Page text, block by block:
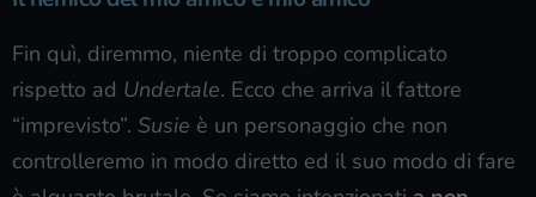
Fin quì, diremmo, niente di troppo complicato
rispetto ad Undertale. Ecco che arriva il fattore
“imprevisto”. Susie è un personaggio che non
controlleremo in modo diretto ed il suo modo di fare